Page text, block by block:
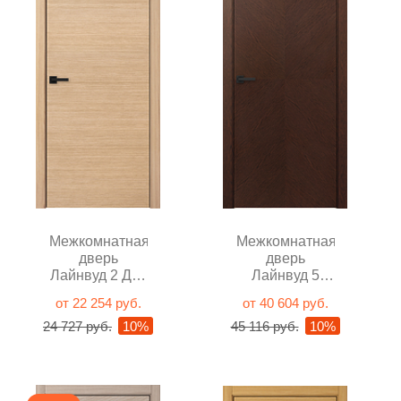
Межкомнатная
дверь
Лайнвуд 2 Дуб
глухая
от 22 254 руб.
24 727 руб.
10%
Межкомнатная
дверь
Лайнвуд 5
махагон
глухая
от 40 604 руб.
45 116 руб.
10%